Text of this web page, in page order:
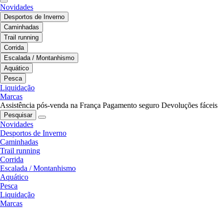
Novidades
Desportos de Inverno
Caminhadas
Trail running
Corrida
Escalada / Montanhismo
Aquático
Pesca
Liquidação
Marcas
Assistência pós-venda na França Pagamento seguro Devoluções fáceis
Pesquisar
Novidades
Desportos de Inverno
Caminhadas
Trail running
Corrida
Escalada / Montanhismo
Aquático
Pesca
Liquidação
Marcas